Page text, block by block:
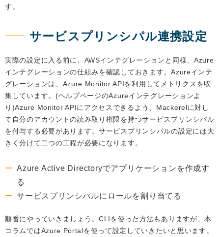
す。
サービスプリンシパル連携設定
実際の設定に入る前に、AWSインテグレーションと同様、Azure
インテグレーションの仕組みを確認しておきます。Azureインテ
グレーションは、Azure Monitor APIを利用してメトリクスを収
集しています。(ヘルプページのAzureインテグレーションよ
り)Azure Monitor APIにアクセスできるよう、Mackerelに対し
て自分のアカウントの読み取り権限を持つサービスプリンシパル
を付与する必要があります。サービスプリンシパルの設定には大
きく分けて二つの工程が必要になります。
Azure Active Directoryでアプリケーションを作成す
る
サービスプリンシパルにロールを割り当てる
順番にやっていきましょう。CLIを使った方法もありますが、本
コラムではAzure Portalを使って設定していきたいと思います。